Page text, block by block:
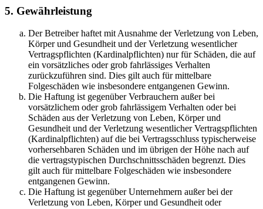
5. Gewährleistung
Der Betreiber haftet mit Ausnahme der Verletzung von Leben,
Körper und Gesundheit und der Verletzung wesentlicher
Vertragspflichten (Kardinalpflichten) nur für Schäden, die auf
ein vorsätzliches oder grob fahrlässiges Verhalten
zurückzuführen sind. Dies gilt auch für mittelbare
Folgeschäden wie insbesondere entgangenen Gewinn.
Die Haftung ist gegenüber Verbrauchern außer bei
vorsätzlichem oder grob fahrlässigem Verhalten oder bei
Schäden aus der Verletzung von Leben, Körper und
Gesundheit und der Verletzung wesentlicher Vertragspflichten
(Kardinalpflichten) auf die bei Vertragsschluss typischerweise
vorhersehbaren Schäden und im übrigen der Höhe nach auf
die vertragstypischen Durchschnittsschäden begrenzt. Dies
gilt auch für mittelbare Folgeschäden wie insbesondere
entgangenen Gewinn.
Die Haftung ist gegenüber Unternehmern außer bei der
Verletzung von Leben, Körper und Gesundheit oder